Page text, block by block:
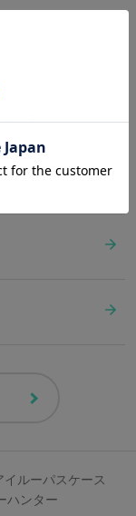
ざいます。予めご
つに若干の個体差
イルーパスケース
ハンター